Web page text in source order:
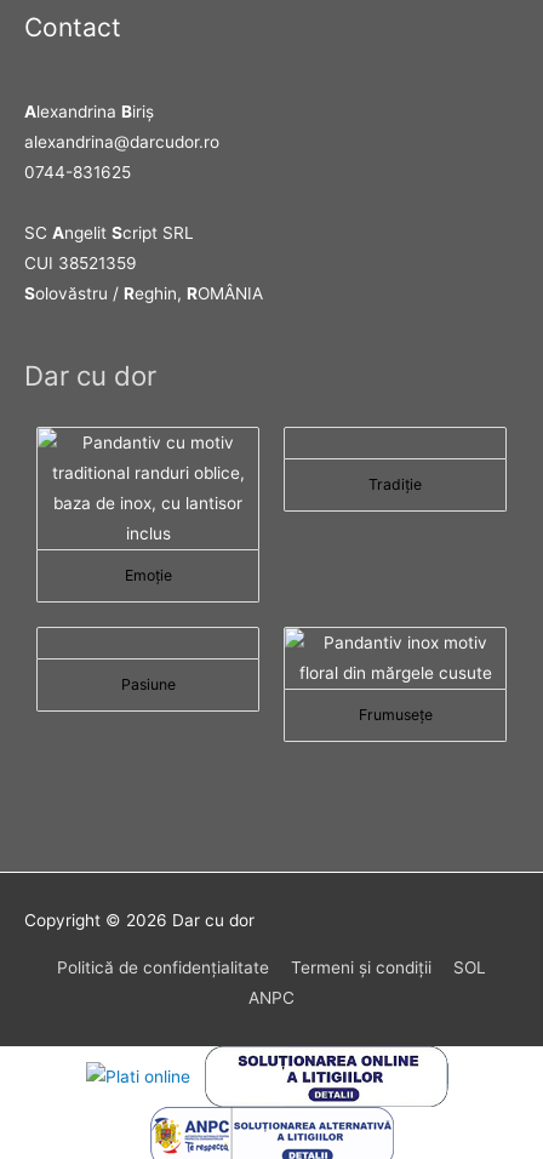
Contact
Alexandrina Biriş
alexandrina@darcudor.ro
0744-831625
SC Angelit Script SRL
CUI 38521359
Solovăstru / Reghin, ROMÂNIA
Dar cu dor
Emoţie
Tradiţie
Pasiune
Frumuseţe
Copyright © 2026 Dar cu dor
Politică de confidenţialitate Termeni şi condiţii
SOL
ANPC